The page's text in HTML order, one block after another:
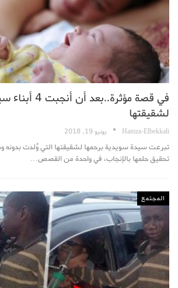
في قصة
لشقيقتها
Hamza-Elbekkali يونيو 19, 2018
تبرعت سيدة سويدية برحمها لشقيقتها التي وُلدت بدونه
تحقيق حلمها بالإنجاب، في واحدة من القصص…
المجتمع